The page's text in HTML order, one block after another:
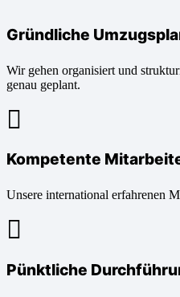
Gründliche
Wir gehen organisiert und
genau geplant.
Kompetente
Unsere international erfahrenen
Pünktliche